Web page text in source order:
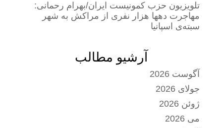
تلویزیون حزب کمونیست ایران/بهرام رحمانی:
مهاجرت دهها هزار نفری از مراکش به شهر
سبته‌ی اسپانیا
آرشیو مطالب
آگوست 2026
جولای 2026
ژوئن 2026
می 2026